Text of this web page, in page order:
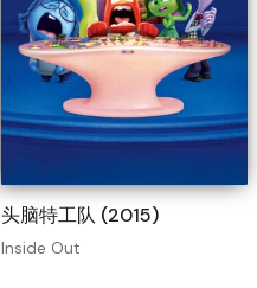
头脑特工队 (2015)
Inside Out